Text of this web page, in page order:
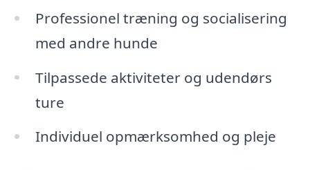
Professionel træning og socialisering
med andre hunde
Tilpassede aktiviteter og udendørs
ture
Individuel opmærksomhed og pleje